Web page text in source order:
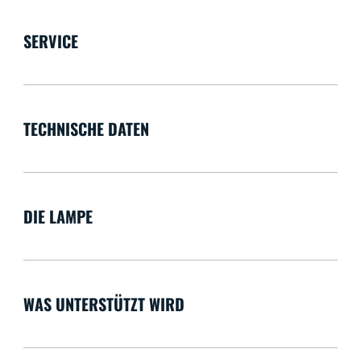
SERVICE
TECHNISCHE DATEN
DIE LAMPE
WAS UNTERSTÜTZT WIRD